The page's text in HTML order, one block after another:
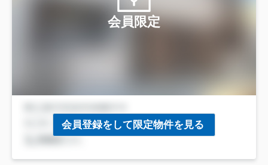
会員限定
会員登録をして限定物件を見る